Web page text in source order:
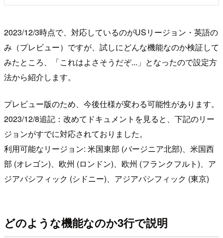
2023/12/3時点で、対応しているのがUSリージョン・英語の
み（プレビュー）ですが、試しにどんな機能なのか検証して
みたところ、「これはよさそうだぞ...」となったので設定方
法から紹介します。
プレビュー版のため、今後仕様が変わる可能性があります。
2023/12/8追記：改めてドキュメントを見ると、下記のリー
ジョンがすでに対応されておりました。
利用可能なリージョン: 米国東部 (バージニア北部)、米国西
部 (オレゴン)、欧州 (ロンドン)、欧州 (フランクフルト)、ア
ジアパシフィック (シドニー)、アジアパシフィック (東京)
どのような機能なのか3行で説明